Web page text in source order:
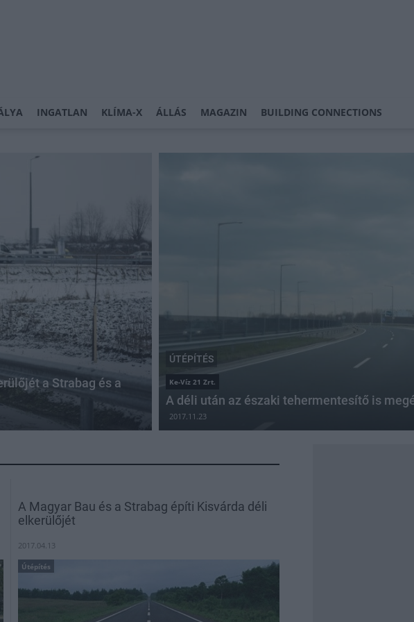
INGATLAN KLÍMA-X ÁLLÁS MAGAZIN BUILDING CONNECTIONS
a Strabag és a
ÚTÉPÍTÉS
Ke-Víz 21 Zrt.
A déli után az északi tehermentesítő is
2017.11.23
A Magyar Bau és a Strabag építi Kisvárda déli
elkerülőjét
2017.04.13
Útépítés